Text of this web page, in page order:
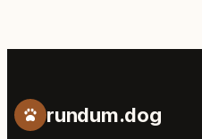
rundum.dog